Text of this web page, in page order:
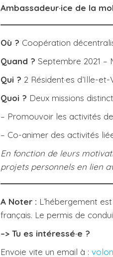
Ambassadeur·ice de la
Où ? Coopération
Quand ? Septembre 2021 –
Qui ? 2 Résident·es d’Ille-
Quoi ? Deux missions
– Promouvoir les activités
– Co-animer des activités
En fonction de leurs
projets personnels en lien
A Noter : L’hébergement
français. Le permis de
–> Tu es intéressé·e ?
Envoie vite un email à :